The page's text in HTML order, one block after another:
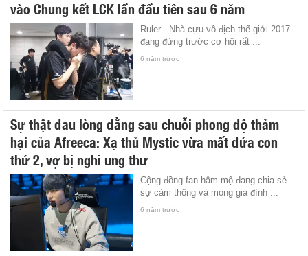
vào Chung kết LCK lần đầu tiên sau 6 năm
Ruler - Nhà cựu vô địch thế giới 2017
đang đứng trước cơ hội rất ...
6 năm trước
Sự thật đau lòng đằng sau chuỗi phong độ thảm
hại của Afreeca: Xạ thủ Mystic vừa mất đứa con
thứ 2, vợ bị nghi ung thư
Cộng đồng fan hâm mộ đang chia sẻ
sự cảm thông và mong gia đình ...
6 năm trước